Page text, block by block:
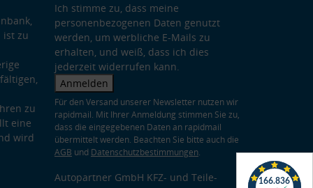
ist zu
zu
eine
wird
Ich stimme zu, dass meine
personenbezogenen Daten genutzt
werden, um werbliche E-Mails zu
erhalten, und weiß, dass ich dies
jederzeit widerrufen kann.
Anmelden
Für den Versand unserer Newsletter nutzen wir
rapidmail. Mit Ihrer Anmeldung stimmen Sie zu,
dass die eingegebenen Daten an rapidmail
übermittelt werden. Beachten Sie bitte auch die
AGB und Datenschutzbestimmungen.
Autopartner GmbH KFZ- und Teile-